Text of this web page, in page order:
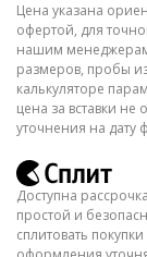
Цена указана
офертой, для
нашим
размеров, пробы
калькуляторе
цена за вставки не
уточнения на
Доступна
простой и
сплитовать